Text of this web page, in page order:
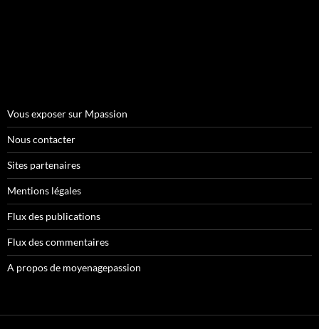
Vous exposer sur Mpassion
Nous contacter
Sites partenaires
Mentions légales
Flux des publications
Flux des commentaires
A propos de moyenagepassion